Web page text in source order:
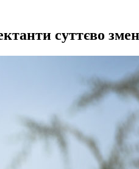
суттєво